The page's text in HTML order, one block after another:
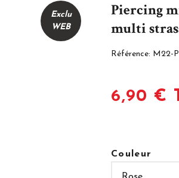
Exclu
WEB
Piercing
multi
Référence: M22-
6,90 €
Couleur